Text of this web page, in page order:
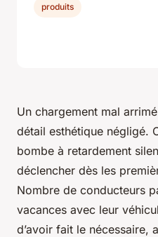
Un chargement mal
détail esthétique négligé.
bombe à retardement
déclencher dès les
Nombre de conducteurs
vacances avec leur
d’avoir fait le nécessaire,
produits